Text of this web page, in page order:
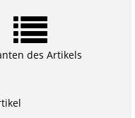
des Artikels